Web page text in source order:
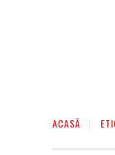
ACASĂ